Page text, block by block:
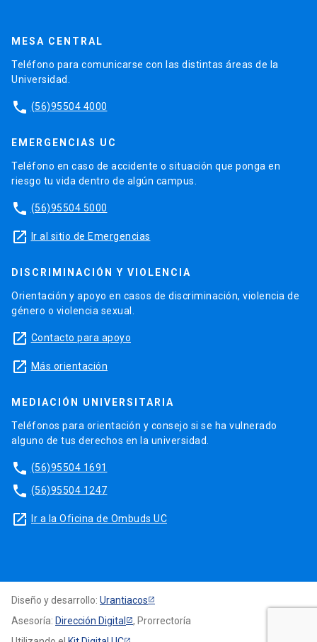
MESA CENTRAL
Teléfono para comunicarse con las distintas áreas de la
Universidad.
phone (56)95504 4000
EMERGENCIAS UC
Teléfono en caso de accidente o situación que ponga en
riesgo tu vida dentro de algún campus.
phone (56)95504 5000
launch Ir al sitio de Emergencias
DISCRIMINACIÓN Y VIOLENCIA
Orientación y apoyo en casos de discriminación, violencia de
género o violencia sexual.
launch Contacto para apoyo
launch Más orientación
MEDIACIÓN UNIVERSITARIA
Teléfonos para orientación y consejo si se ha vulnerado
alguno de tus derechos en la universidad.
phone (56)95504 1691
phone (56)95504 1247
launch Ir a la Oficina de Ombuds UC
Diseño y desarrollo: Urantiacos
Asesoría: Dirección Digital
, Prorrectoría